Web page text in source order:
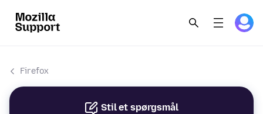
Firefox
Stil et spørgsmål